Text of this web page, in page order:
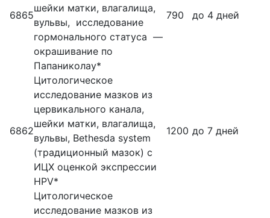
6865
шейки матки, влагалища,
вульвы, исследование
гормонального статуса —
окрашивание по
Папаниколау*
790 до 4 дней
6862
Цитологическое
исследование мазков из
цервикального канала,
шейки матки, влагалища,
вульвы, Bethesda system
(традиционный мазок) с
ИЦХ оценкой экспрессии
HPV*
1200 до 7 дней
Цитологическое
исследование мазков из